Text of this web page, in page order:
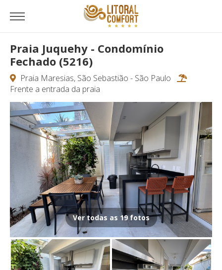
Praia Juquehy - Condomínio
Fechado (5216)
Praia Maresias, São Sebastião - São Paulo
Frente a entrada da praia
Ver todas as 19 fotos